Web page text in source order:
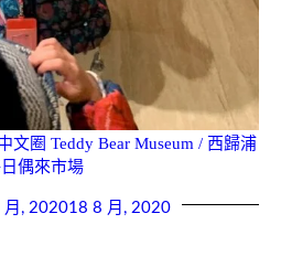
文圈 Teddy Bear Museum / 西歸浦
偶來市場
月, 202018 8 月, 2020